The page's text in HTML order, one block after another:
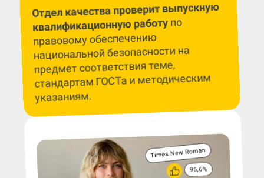
Отдел качества проверит выпускную
квалификационную работупо
правовому обеспечению
национальной безопасности на
предмет соответствия теме,
стандартам ГОСТа и методическим
указаниям.